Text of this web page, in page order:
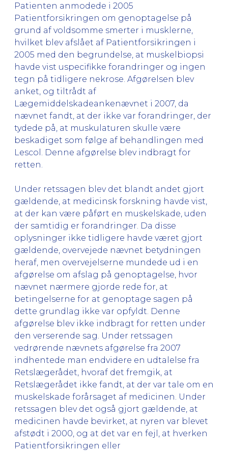
Patienten anmodede i 2005
Patientforsikringen om genoptagelse på
grund af voldsomme smerter i musklerne,
hvilket blev afslået af Patientforsikringen i
2005 med den begrundelse, at muskelbiopsi
havde vist uspecifikke forandringer og ingen
tegn på tidligere nekrose. Afgørelsen blev
anket, og tiltrådt af
Lægemiddelskadeankenævnet i 2007, da
nævnet fandt, at der ikke var forandringer, der
tydede på, at muskulaturen skulle være
beskadiget som følge af behandlingen med
Lescol. Denne afgørelse blev indbragt for
retten.
Under retssagen blev det blandt andet gjort
gældende, at medicinsk forskning havde vist,
at der kan være påført en muskelskade, uden
der samtidig er forandringer. Da disse
oplysninger ikke tidligere havde været gjort
gældende, overvejede nævnet betydningen
heraf, men overvejelserne mundede ud i en
afgørelse om afslag på genoptagelse, hvor
nævnet nærmere gjorde rede for, at
betingelserne for at genoptage sagen på
dette grundlag ikke var opfyldt. Denne
afgørelse blev ikke indbragt for retten under
den verserende sag. Under retssagen
vedrørende nævnets afgørelse fra 2007
indhentede man endvidere en udtalelse fra
Retslægerådet, hvoraf det fremgik, at
Retslægerådet ikke fandt, at der var tale om en
muskelskade forårsaget af medicinen. Under
retssagen blev det også gjort gældende, at
medicinen havde bevirket, at nyren var blevet
afstødt i 2000, og at det var en fejl, at hverken
Patientforsikringen eller